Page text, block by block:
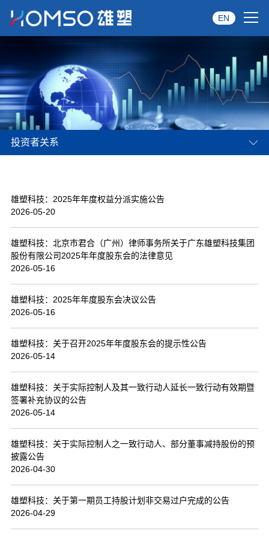
关于雄塑
产品中心
品牌服务
资讯中心
经典案例
联系我们
EN
投资者关系
雄塑科技：2025年年度权益分派实施公告
2026-05-20
雄塑科技：北京市君合（广州）律师事务所关于广东雄塑科技集团
股份有限公司2025年年度股东会的法律意见
2026-05-16
雄塑科技：2025年年度股东会决议公告
2026-05-16
雄塑科技：关于召开2025年年度股东会的提示性公告
2026-05-14
雄塑科技：关于实际控制人及其一致行动人延长一致行动有效期暨
签署补充协议的公告
2026-05-14
雄塑科技：关于实际控制人之一致行动人、部分董事减持股份的预
披露公告
2026-04-30
雄塑科技：关于第一期员工持股计划非交易过户完成的公告
2026-04-29